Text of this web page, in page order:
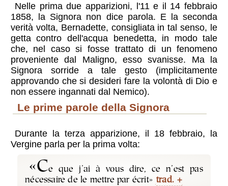
Nelle prima due apparizioni, l'11 e il 14 febbraio
1858, la Signora non dice parola. E la seconda
verità volta, Bernadette, consigliata in tal senso, le
getta contro dell'acqua benedetta, in modo tale
che, nel caso si fosse trattato di un fenomeno
proveniente dal Maligno, esso svanisse. Ma la
Signora sorride a tale gesto (implicitamente
approvando che si desideri fare la volontà di Dio e
non essere ingannati dal Nemico).
Le prime parole della Signora
Durante la terza apparizione, il 18 febbraio, la
Vergine parla per la prima volta:
«Ce que j’ai à vous dire, ce n’est pas
nécessaire de le mettre par écrit» trad.